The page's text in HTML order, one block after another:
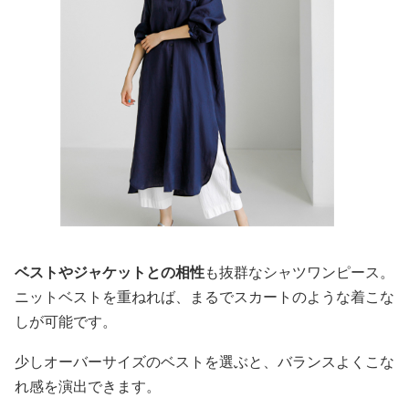
ベストやジャケットとの相性も抜群なシャツワンピース。
ニットベストを重ねれば、まるでスカートのような着こな
しが可能です。
少しオーバーサイズのベストを選ぶと、バランスよくこな
れ感を演出できます。